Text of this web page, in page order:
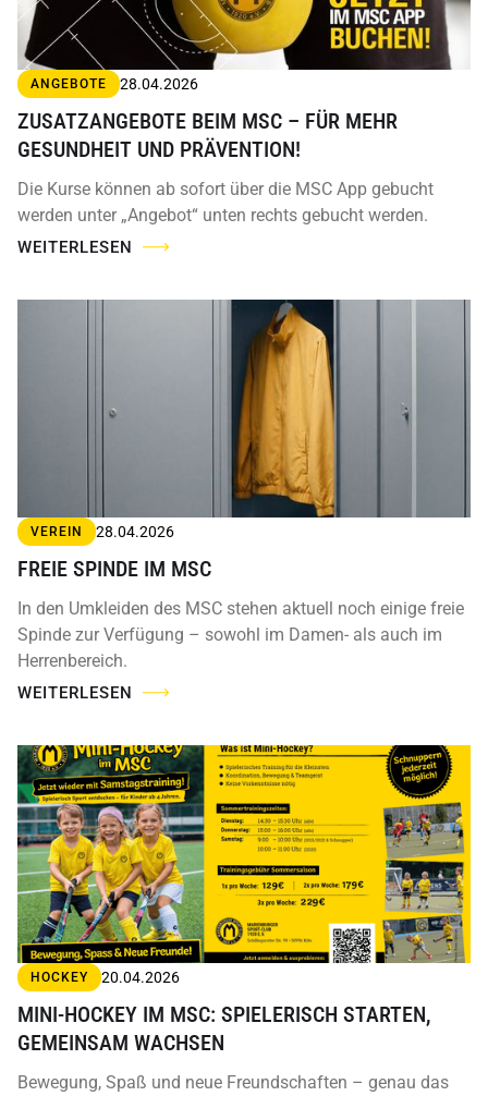
ANGEBOTE 28.04.2026
ZUSATZANGEBOTE BEIM MSC – FÜR MEHR
GESUNDHEIT UND PRÄVENTION!
Die Kurse können ab sofort über die MSC App gebucht
werden unter „Angebot“ unten rechts gebucht werden.
WEITERLESEN
VEREIN 28.04.2026
FREIE SPINDE IM MSC
In den Umkleiden des MSC stehen aktuell noch einige freie
Spinde zur Verfügung – sowohl im Damen- als auch im
Herrenbereich.
WEITERLESEN
HOCKEY 20.04.2026
MINI-HOCKEY IM MSC: SPIELERISCH STARTEN,
GEMEINSAM WACHSEN
Bewegung, Spaß und neue Freundschaften – genau das